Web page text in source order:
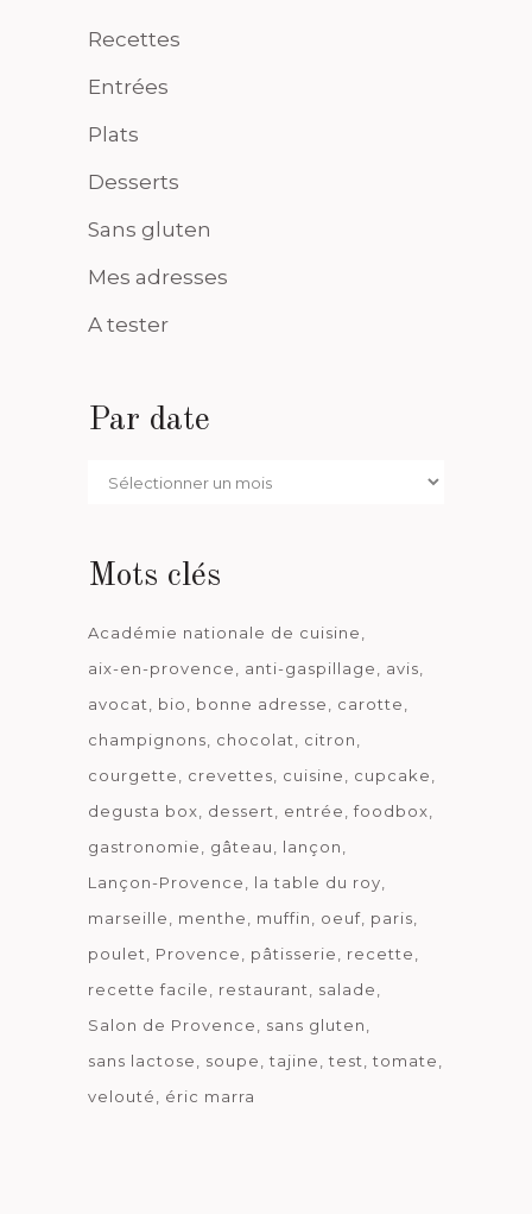
Recettes
Entrées
Plats
Desserts
Sans gluten
Mes adresses
A tester
Par date
Par
Mots clés
Académie nationale de cuisine
aix-en-provence
anti-gaspillage
avis
avocat
bio bonne adresse
carotte
champignons
chocolat
citron
courgette
crevettes cuisine
cupcake
degusta box
dessert entrée
foodbox
gastronomie
gâteau
lançon
Lançon-Provence
la table du roy
marseille
menthe muffin oeuf paris
poulet
Provence pâtisserie
recette
recette facile
restaurant
salade
Salon de Provence
sans gluten
sans lactose
soupe tajine test
tomate
velouté
éric marra